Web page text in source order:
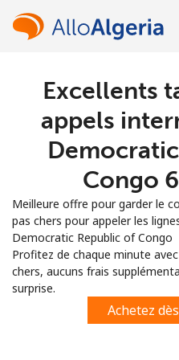
Vous avez déjà un
Excellents
appels
Congo
Meilleure offre pour garder le
pas chers pour appeler les
Democratic Republic of Congo
Profitez de chaque minute
chers, aucuns frais
surprise.
Achetez